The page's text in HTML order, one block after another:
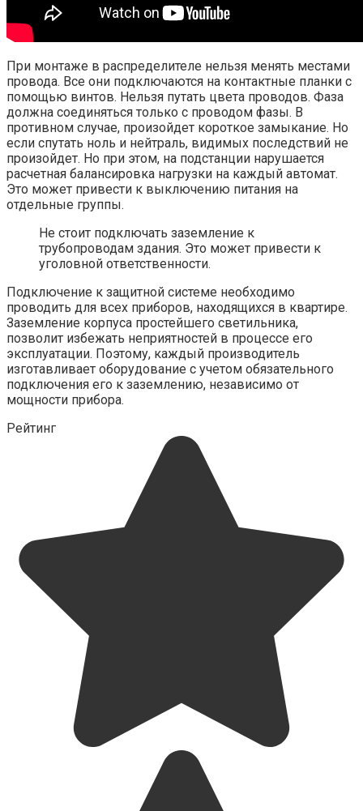
При монтаже в распределителе нельзя менять местами
провода. Все они подключаются на контактные планки с
помощью винтов. Нельзя путать цвета проводов. Фаза
должна соединяться только с проводом фазы. В
противном случае, произойдет короткое замыкание. Но
если спутать ноль и нейтраль, видимых последствий не
произойдет. Но при этом, на подстанции нарушается
расчетная балансировка нагрузки на каждый автомат.
Это может привести к выключению питания на
отдельные группы.
Не стоит подключать заземление к
трубопроводам здания. Это может привести к
уголовной ответственности.
Подключение к защитной системе необходимо
проводить для всех приборов, находящихся в квартире.
Заземление корпуса простейшего светильника,
позволит избежать неприятностей в процессе его
эксплуатации. Поэтому, каждый производитель
изготавливает оборудование с учетом обязательного
подключения его к заземлению, независимо от
мощности прибора.
Рейтинг